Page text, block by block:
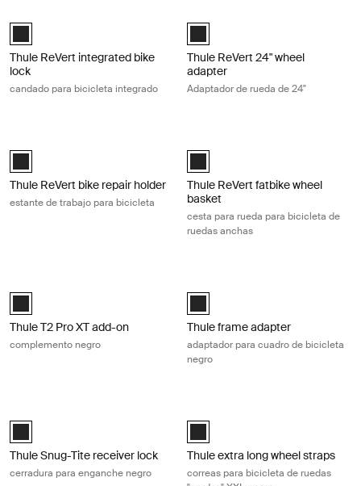
Thule ReVert integrated bike lock Negro (selected)
Thule ReVert integrated bike
lock
candado para bicicleta integrado
Thule ReVert 24" wheel adapter
Thule ReVert 24" wheel
adapter
Adaptador de rueda de 24"
Thule ReVert bike repair holder Negro (selected)
Thule ReVert bike repair holder
estante de trabajo para bicicleta
Thule ReVert fatbike wheel
Thule ReVert fatbike wheel
basket
cesta para rueda para bicicleta de
ruedas anchas
Thule T2 Pro XT Add-On Negro (selected)
Thule T2 Pro XT add-on
complemento negro
Black (selected)
Thule frame adapter
adaptador para cuadro de bicicleta
negro
Black (selected)
Thule Snug-Tite receiver lock
cerradura para enganche negro
Black (selected)
Thule extra long wheel straps
correas para bicicleta de ruedas